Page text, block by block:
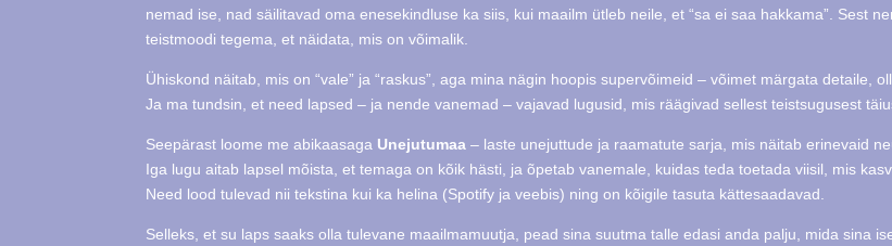
nemad ise, nad säilitavad oma enesekindluse ka siis, kui maailm ütleb neile, et “sa ei saa hakkama”. Sest
teistmoodi tegema, et näidata, mis on võimalik.
Ühiskond näitab, mis on “vale” ja “raskus”, aga mina nägin hoopis supervõimeid – võimet märgata detaile,
Ja ma tundsin, et need lapsed – ja nende vanemad – vajavad lugusid, mis räägivad sellest teistsugusest
Seepärast loome me abikaasaga Unejutumaa – laste unejuttude ja raamatute sarja, mis näitab erinevaid
Iga lugu aitab lapsel mõista, et temaga on kõik hästi, ja õpetab vanemale, kuidas teda toetada viisil, mis
Need lood tulevad nii tekstina kui ka helina (Spotify ja veebis) ning on kõigile tasuta kättesaadavad.
Selleks, et su laps saaks olla tulevane maailmamuutja, pead sina suutma talle edasi anda palju, mida sina